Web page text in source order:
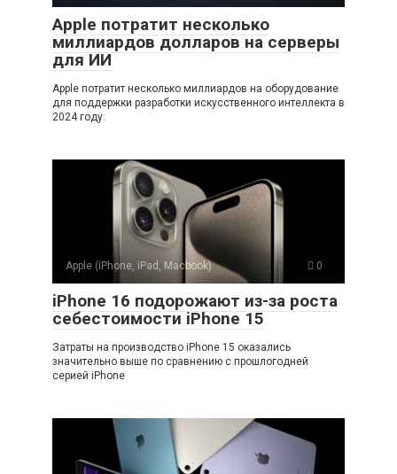
Apple потратит несколько
миллиардов долларов на серверы
для ИИ
Apple потратит несколько миллиардов на оборудование
для поддержки разработки искусственного интеллекта в
2024 году.
Apple (iPhone, iPad, Macbook) 0
iPhone 16 подорожают из-за роста
себестоимости iPhone 15
Затраты на производство iPhone 15 оказались
значительно выше по сравнению с прошлогодней
серией iPhone